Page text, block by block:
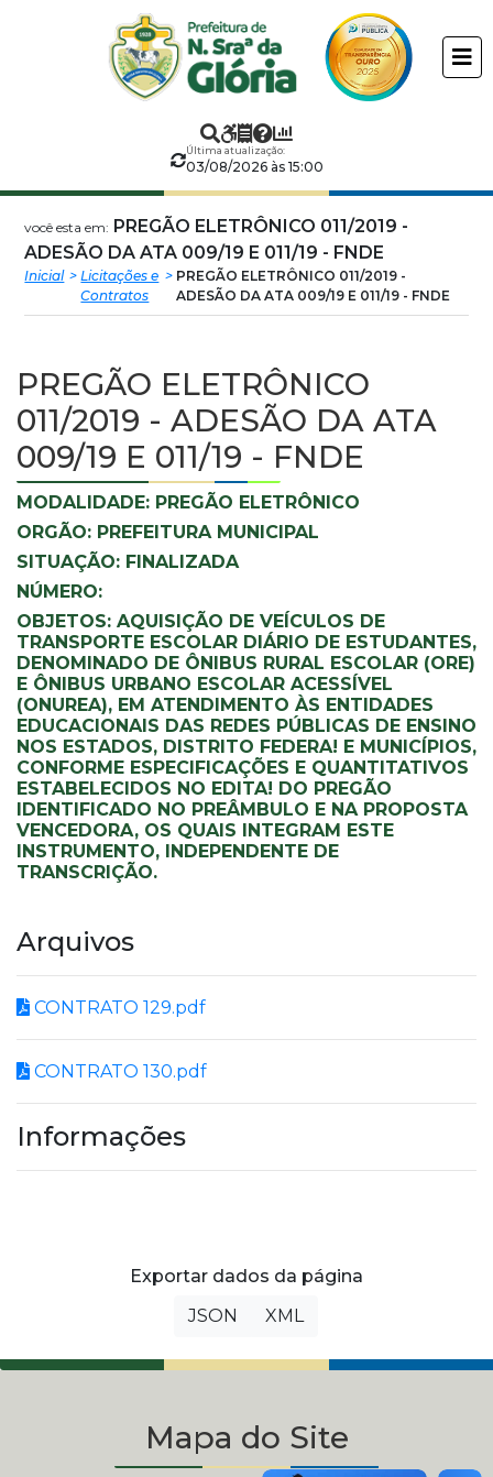
Prefeitura
Municipal
Nossa
Senhora
da
Última atualização:
03/08/2026 às 15:00
você esta em: PREGÃO ELETRÔNICO 011/2019 -
ADESÃO DA ATA 009/19 E 011/19 - FNDE
Inicial
Licitações e
Contratos
PREGÃO ELETRÔNICO 011/2019 -
ADESÃO DA ATA 009/19 E 011/19 - FNDE
PREGÃO ELETRÔNICO
011/2019 - ADESÃO DA ATA
009/19 E 011/19 - FNDE
MODALIDADE: PREGÃO ELETRÔNICO
ORGÃO: PREFEITURA MUNICIPAL
SITUAÇÃO: FINALIZADA
NÚMERO:
OBJETOS: AQUISIÇÃO DE VEÍCULOS DE
TRANSPORTE ESCOLAR DIÁRIO DE ESTUDANTES,
DENOMINADO DE ÔNIBUS RURAL ESCOLAR (ORE)
E ÔNIBUS URBANO ESCOLAR ACESSÍVEL
(ONUREA), EM ATENDIMENTO ÀS ENTIDADES
EDUCACIONAIS DAS REDES PÚBLICAS DE ENSINO
NOS ESTADOS, DISTRITO FEDERA! E MUNICÍPIOS,
CONFORME ESPECIFICAÇÕES E QUANTITATIVOS
ESTABELECIDOS NO EDITA! DO PREGÃO
IDENTIFICADO NO PREÂMBULO E NA PROPOSTA
VENCEDORA, OS QUAIS INTEGRAM ESTE
INSTRUMENTO, INDEPENDENTE DE
TRANSCRIÇÃO.
Arquivos
CONTRATO 129.pdf
CONTRATO 130.pdf
Informações
Exportar dados da página
JSON
XML
Mapa do Site